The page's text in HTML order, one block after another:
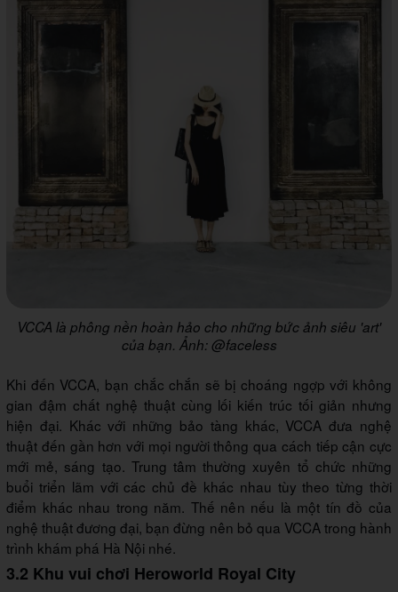
VCCA là phông nền hoàn hảo cho những bức ảnh siêu 'art'
của bạn. Ảnh: @faceless
Khi đến VCCA, bạn chắc chắn sẽ bị choáng ngợp với không
gian đậm chất nghệ thuật cùng lối kiến trúc tối giản nhưng
hiện đại. Khác với những bảo tàng khác, VCCA đưa nghệ
thuật đến gần hơn với mọi người thông qua cách tiếp cận cực
mới mẻ, sáng tạo. Trung tâm thường xuyên tổ chức những
buổi triển lãm với các chủ đề khác nhau tùy theo từng thời
điểm khác nhau trong năm. Thế nên nếu là một tín đồ của
nghệ thuật đương đại, bạn đừng nên bỏ qua VCCA trong hành
trình khám phá Hà Nội nhé.
3.2 Khu vui chơi Heroworld Royal City